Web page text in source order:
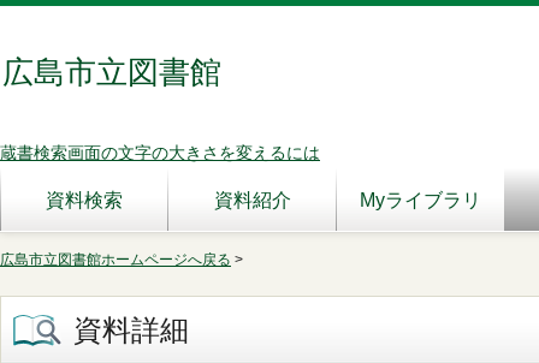
広島市立図書館
蔵書検索画面の文字の大きさを変えるには
資料検索 資料紹介 Myライブラリ
広島市立図書館ホームページへ戻る >
資料詳細